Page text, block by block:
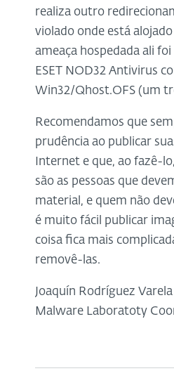
realiza outro
violado onde está
ameaça hospedada ali
ESET NOD32 Antivirus
Win32/Qhost.OFS (um
Recomendamos que
prudência ao publicar
Internet e que, ao fazê-
são as pessoas que
material, e quem não
é muito fácil publicar
coisa fica mais
removê-las.
Joaquín Rodríguez Varela
Malware Laboratoty